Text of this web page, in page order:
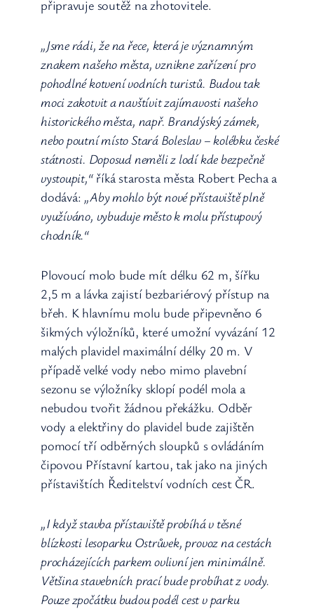
připravuje soutěž na zhotovitele.
„Jsme rádi, že na řece, která je významným
znakem našeho města, vznikne zařízení pro
pohodlné kotvení vodních turistů. Budou tak
moci zakotvit a navštívit zajímavosti našeho
historického města, např. Brandýský zámek,
nebo poutní místo Stará Boleslav – kolébku české
státnosti. Doposud neměli z lodí kde bezpečně
vystoupit,“říká starosta města Robert Pecha a
dodává: „Aby mohlo být nové přístaviště plně
využíváno, vybuduje město k molu přístupový
chodník.“
Plovoucí molo bude mít délku 62 m, šířku
2,5 m a lávka zajistí bezbariérový přístup na
břeh. K hlavnímu molu bude připevněno 6
šikmých výložníků, které umožní vyvázání 12
malých plavidel maximální délky 20 m. V
případě velké vody nebo mimo plavební
sezonu se výložníky sklopí podél mola a
nebudou tvořit žádnou překážku. Odběr
vody a elektřiny do plavidel bude zajištěn
pomocí tří odběrných sloupků s ovládáním
čipovou Přístavní kartou, tak jako na jiných
přístavištích Ředitelství vodních cest ČR.
„I když stavba přístaviště probíhá v těsné
blízkosti lesoparku Ostrůvek, provoz na cestách
procházejících parkem ovlivní jen minimálně.
Většina stavebních prací bude probíhat z vody.
Pouze zpočátku budou podél cest v parku